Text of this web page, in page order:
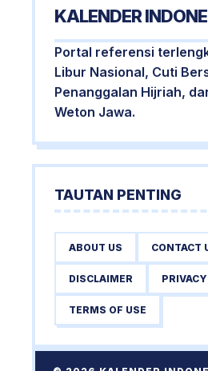
KALENDER
Portal referensi
Libur Nasional, Cuti
Penanggalan Hijriah,
Weton Jawa.
TAUTAN PENTING
ABOUT US CONTACT
DISCLAIMER
TERMS OF USE